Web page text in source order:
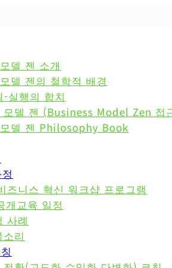
델 젠 소개
델 젠의 철학적 배경
-실행의 합치
모델 젠 (Business Model Zen 접
델 젠 Philosophy Book
즈니스 혁신 워크샵 프로그램
개교육 일정
사례
리